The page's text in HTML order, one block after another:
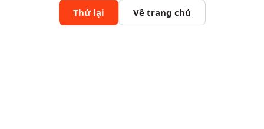
Thử lại Về trang chủ